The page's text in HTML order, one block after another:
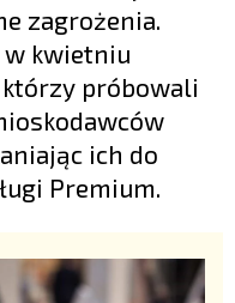
zagrożenia.
w kwietniu
próbowali
ich do
Premium.